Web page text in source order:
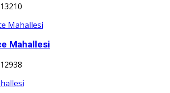
13210
Mahallesi
12938